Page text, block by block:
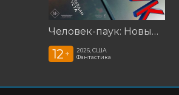
Человек-паук: Новый день (2026)
12 +
2026, США
Фантастика